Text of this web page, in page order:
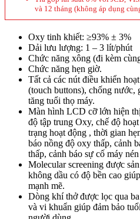
và 12 tháng (không áp dụng
Oxy tinh khiết: ≥93% ± 3%
Dải lưu lượng: 1 – 3 lít/phút
Chức năng xông (đi kèm
Chức năng hẹn giờ.
Tất cả các nút điều khiển
(touch buttons), chống nước,
tăng tuổi thọ máy.
Màn hình LCD cỡ lớn hiện
độ tập trung Oxy, chế độ
trạng hoạt động , thời gian
báo nồng độ oxy thấp, cảnh
thấp, cảnh báo sự cố máy
Molecular screening được
không dầu có độ bền cao
mạnh mẽ.
Dòng khí thở được lọc qua
và vi khuẩn giúp đảm bảo